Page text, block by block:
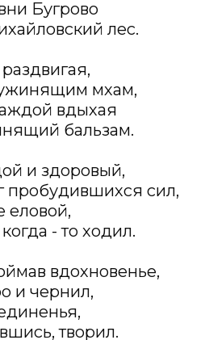
Бугрово
лес.
мхам,
вдыхая
бальзам.
и здоровый,
пробудившихся сил,
еловой,
- то ходил.
вдохновенье,
и чернил,
творил.